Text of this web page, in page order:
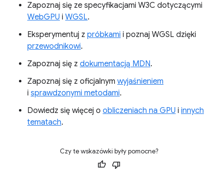
Zapoznaj się ze specyfikacjami W3C dotyczącymi
WebGPU i WGSL.
Eksperymentuj z próbkami i poznaj WGSL dzięki
przewodnikowi.
Zapoznaj się z dokumentacją MDN.
Zapoznaj się z oficjalnym wyjaśnieniem
i sprawdzonymi metodami.
Dowiedz się więcej o obliczeniach na GPU i innych
tematach.
Czy te wskazówki były pomocne?